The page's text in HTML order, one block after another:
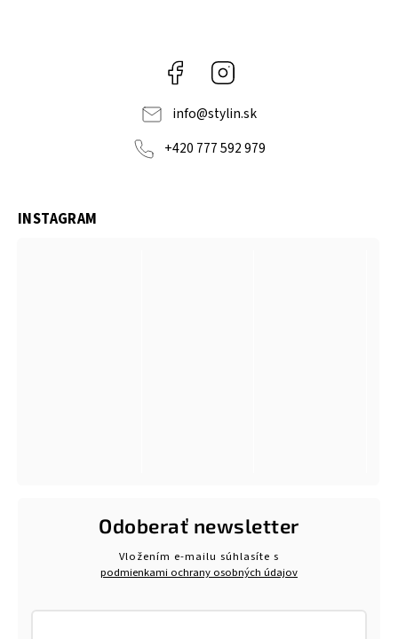
Facebook
info@stylin.sk
+420 777 592 979
INSTAGRAM
Odoberať newsletter
Vložením e-mailu súhlasíte s
podmienkami ochrany osobných údajov